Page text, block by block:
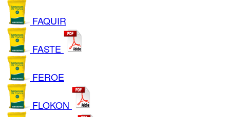
FAQUIR
FASTE
FEROE
FLOKON